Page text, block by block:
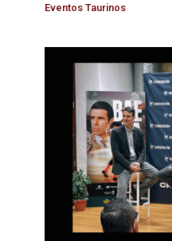
Eventos Taurinos